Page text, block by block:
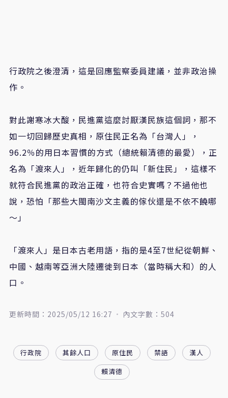
行政院之後澄清，這是回應監察委員建議，並非政治操
作。
對此謝寒冰大酸，民進黨這麼討厭漢民族這個詞，那不
如一切回歸歷史真相，原住民正名為「台灣人」，
96.2％的用日本習慣的方式（總統賴清德的最愛），正
名為「渡來人」，近年歸化的仍叫「新住民」，這樣不
就符合民進黨的政治正確，也符合史實嗎？不過他也
說，恐怕「那些大閩南沙文主義的傢伙還是不依不饒哪
～」
「渡來人」是日本古老用語，指的是4至7世紀從朝鮮、
中國、越南等亞洲大陸遷徙到日本（當時稱大和）的人
口。
更新時間：2025/05/12 16:27 內文字數：504
行政院 其餘人口 原住民 禁語
漢人
賴清德